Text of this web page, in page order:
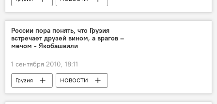
России пора понять, что Грузия
встречает друзей вином, а врагов –
мечом - Якобашвили
1 сентября 2010, 18:11
Грузия НОВОСТИ